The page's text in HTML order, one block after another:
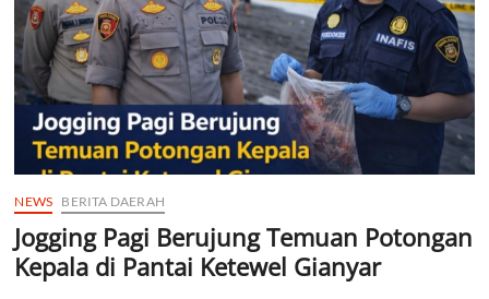
Mirip
WNA
Ukraina
yang
Hilang
NEWS BERITA DAERAH
Jogging Pagi Berujung Temuan Potongan
Kepala di Pantai Ketewel Gianyar